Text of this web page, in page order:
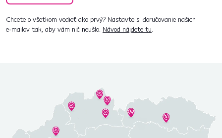
Chcete o všetkom vedieť ako prvý? Nastavte si doručovanie našich
e‑mailov tak, aby vám nič neušlo. Návod nájdete tu.